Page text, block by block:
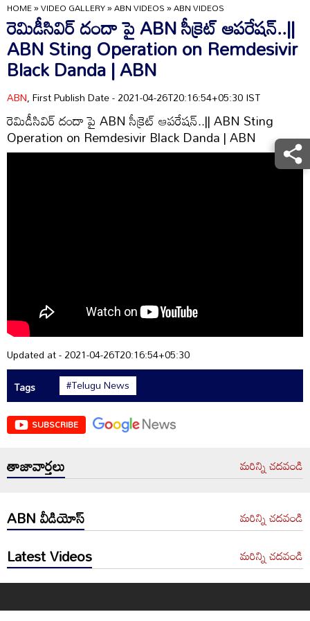
HOME»VIDEO GALLERY»ABN VIDEOS»ABN VIDEOS
రెమిడీసివిర్ దందా పై ABN సీక్రెట్ ఆపరేషన్..||
ABN Sting Operation on Remdesivir
Black Danda | ABN
ABN, First Publish Date - 2021-04-26T20:16:54+05:30 IST
రెమిడీసివిర్ దందా పై ABN సీక్రెట్ ఆపరేషన్..|| ABN Sting
Operation on Remdesivir Black Danda | ABN
Updated at - 2021-04-26T20:16:54+05:30
Tags
#Telugu News
SUBSCRIBE
తాజావార్తలు మరిన్ని చదవండి
ABN వీడియోస్ మరిన్ని చదవండి
Latest Videos మరిన్ని చదవండి